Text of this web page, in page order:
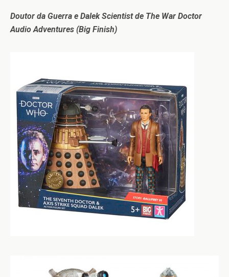
Doutor da Guerra e Dalek Scientist de The War Doctor
Audio Adventures (Big Finish)